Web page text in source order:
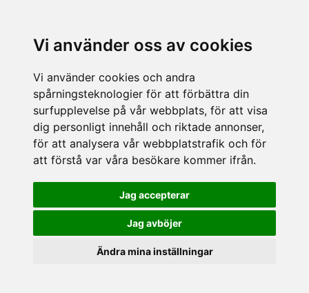
Vi använder oss av cookies
Vi använder cookies och andra
spårningsteknologier för att förbättra din
surfupplevelse på vår webbplats, för att visa
dig personligt innehåll och riktade annonser,
för att analysera vår webbplatstrafik och för
att förstå var våra besökare kommer ifrån.
Jag accepterar
Jag avböjer
Ändra mina inställningar